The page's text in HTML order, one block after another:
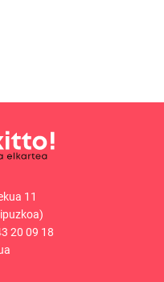
11
20 09 18